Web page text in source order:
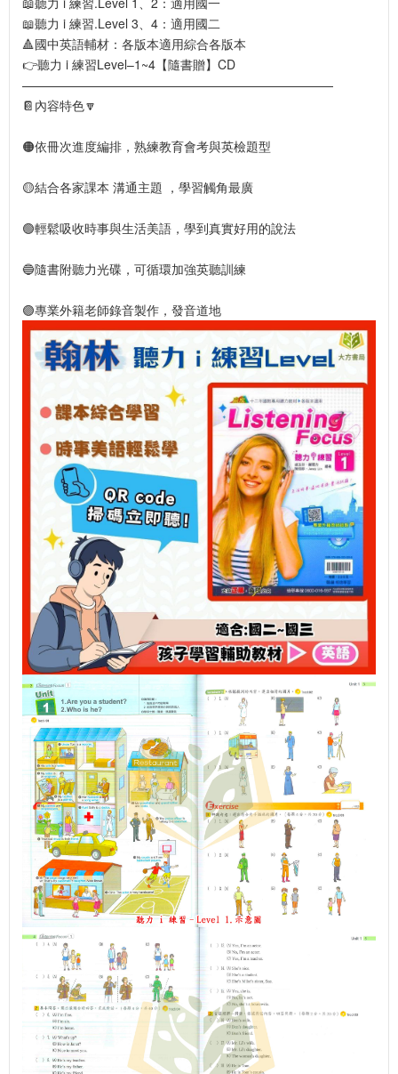
📖聽力 i 練習.Level 3、4：適用國二
🔺國中英語輔材：各版本適用綜合各版本
👉聽力 i 練習Level–1~4【隨書贈】CD
—————————————————————————
📔內容特色🔽
🟠依冊次進度編排，熟練教育會考與英檢題型
🟡結合各家課本 溝通主題 ，學習觸角最廣
🟢輕鬆吸收時事與生活美語，學到真實好用的說法
🔵隨書附聽力光碟，可循環加強英聽訓練
🟣專業外籍老師錄音製作，發音道地